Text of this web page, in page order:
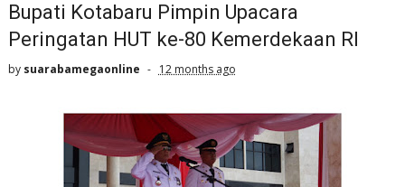
Bupati Kotabaru Pimpin Upacara
Peringatan HUT ke-80 Kemerdekaan RI
by suarabamegaonline 12 months ago